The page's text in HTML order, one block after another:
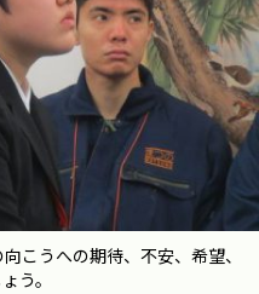
こうへの期待、不安、希望、
う。